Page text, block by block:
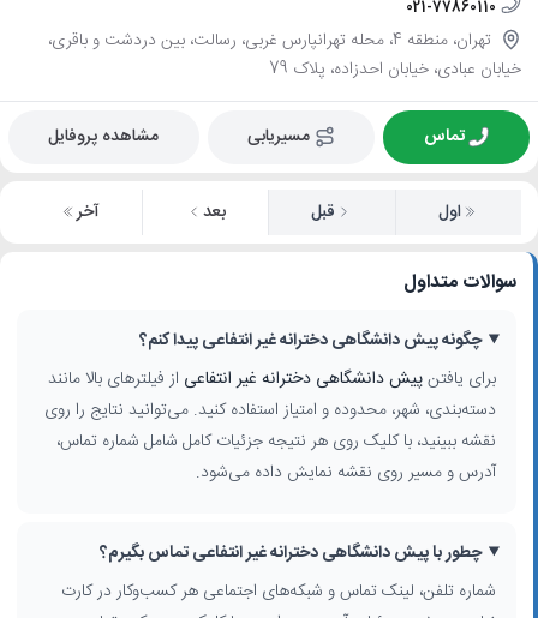
021-77860110
تهران، منطقه 4، محله تهرانپارس غربی، رسالت، بین دردشت و باقری،
خیابان عبادی، خیابان احدزاده، پلاک 79
تماس مسیریابی مشاهده پروفایل
اول قبل بعد آخر
سوالات متداول
چگونه پیش دانشگاهی دخترانه غیر انتفاعی پیدا کنم؟
برای یافتنپیش دانشگاهی دخترانه غیر انتفاعی از فیلترهای بالا مانند
دسته‌بندی، شهر، محدوده و امتیاز استفاده کنید. می‌توانید نتایج را روی
نقشه ببینید، با کلیک روی هر نتیجه جزئیات کامل شامل شماره تماس،
آدرس و مسیر روی نقشه نمایش داده می‌شود.
چطور با پیش دانشگاهی دخترانه غیر انتفاعی تماس بگیرم؟
شماره تلفن، لینک تماس و شبکه‌های اجتماعی هر کسب‌وکار در کارت